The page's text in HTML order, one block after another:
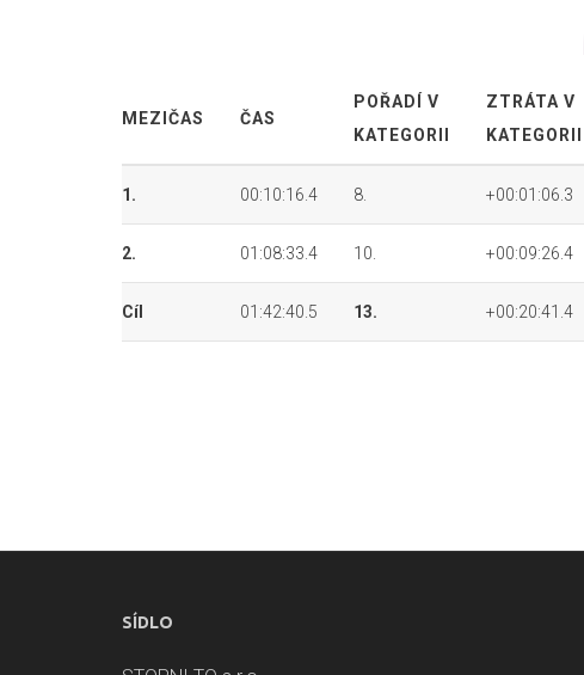
MEZIČAS ČAS
POŘADÍ V
KATEGORII
ZTRÁTA V
KATEGORII
1. 00:10:16.4 8. +00:01:06.3
2. 01:08:33.4 10. +00:09:26.4
Cíl 01:42:40.5 13. +00:20:41.4
SÍDLO